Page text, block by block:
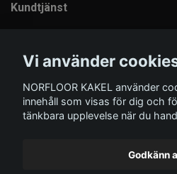
Kundtjänst
Sociala medier
Vi använder
NORFLOOR KAKEL använder
innehåll som visas för dig och
tänkbara upplevelse när du
Godkänn